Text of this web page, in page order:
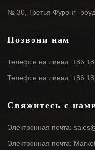
№ 30, Третья Фуронг -
Позвони нам
Телефон на линии: +86
Телефон на линии: +86
Свяжитесь с
Электронная почта:
Электронная почта: